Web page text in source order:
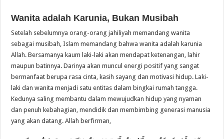
Wanita adalah Karunia, Bukan Musibah
Setelah sebelumnya orang-orang jahiliyah memandang wanita
sebagai musibah, Islam memandang bahwa wanita adalah karunia
Allah. Bersamanya kaum laki-laki akan mendapat ketenangan, lahir
maupun batinnya. Darinya akan muncul energi positif yang sangat
bermanfaat berupa rasa cinta, kasih sayang dan motivasi hidup. Laki-
laki dan wanita menjadi satu entitas dalam bingkai rumah tangga.
Kedunya saling membantu dalam mewujudkan hidup yang nyaman
dan penuh kebahagian, mendidik dan membimbing generasi manusia
yang akan datang. Allah berfirman,